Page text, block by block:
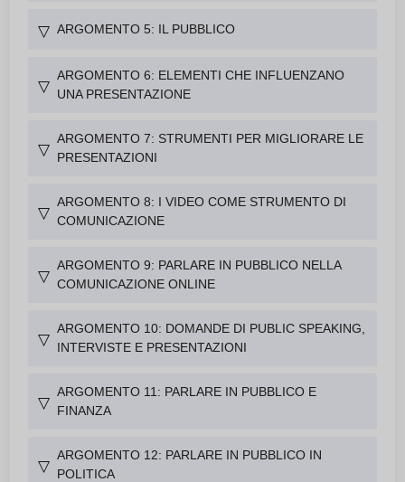
▽ ARGOMENTO 5: IL PUBBLICO
▽
ARGOMENTO 6: ELEMENTI CHE INFLUENZANO
UNA PRESENTAZIONE
▽
ARGOMENTO 7: STRUMENTI PER MIGLIORARE LE
PRESENTAZIONI
▽
ARGOMENTO 8: I VIDEO COME STRUMENTO DI
COMUNICAZIONE
▽
ARGOMENTO 9: PARLARE IN PUBBLICO NELLA
COMUNICAZIONE ONLINE
▽
ARGOMENTO 10: DOMANDE DI PUBLIC SPEAKING,
INTERVISTE E PRESENTAZIONI
▽
ARGOMENTO 11: PARLARE IN PUBBLICO E
FINANZA
▽
ARGOMENTO 12: PARLARE IN PUBBLICO IN
POLITICA